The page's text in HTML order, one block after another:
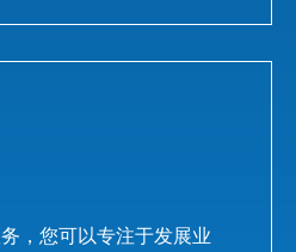
，您可以专注于发展业